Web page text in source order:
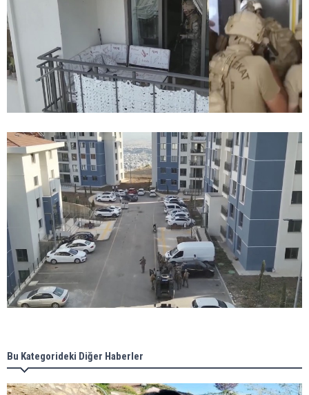
Bu Kategorideki Diğer Haberler